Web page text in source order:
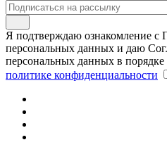
Я подтверждаю ознакомление с
персональных данных и даю
персональных данных в
политике конфиденциальности